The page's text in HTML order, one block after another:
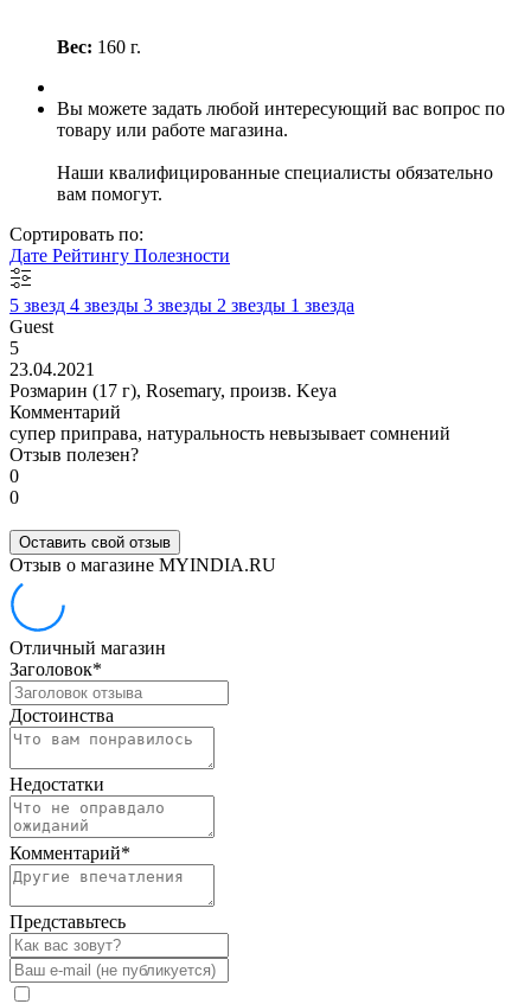
Вес: 160 г.
Вы можете задать любой интересующий вас вопрос по
товару или работе магазина.
Наши квалифицированные специалисты обязательно
вам помогут.
Сортировать по:
Дате Рейтингу Полезности
5 звезд 4 звезды 3 звезды 2 звезды 1 звезда
Guest
5
23.04.2021
Розмарин (17 г), Rosemary, произв. Keya
Комментарий
супер приправа, натуральность невызывает сомнений
Отзыв полезен?
0
0
Оставить свой отзыв
Отзыв о магазине MYINDIA.RU
Отличный магазин
Заголовок*
Достоинства
Недостатки
Комментарий*
Представьтесь